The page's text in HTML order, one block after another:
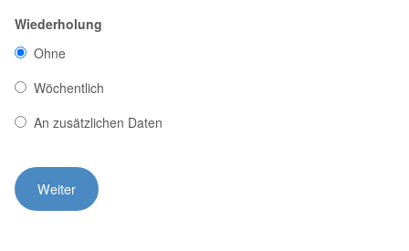
Wiederholung
Ohne
Wöchentlich
An zusätzlichen Daten